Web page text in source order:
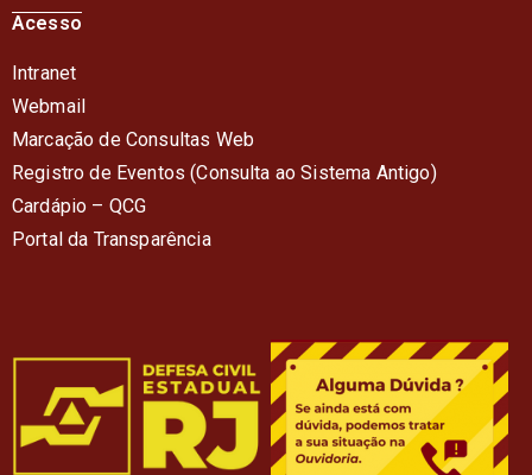
Acesso
Intranet
Webmail
Marcação de Consultas Web
Registro de Eventos (Consulta ao Sistema Antigo)
Cardápio – QCG
Portal da Transparência